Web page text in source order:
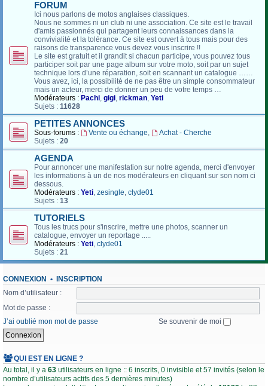
FORUM
Ici nous parlons de motos anglaises classiques.
Nous ne sommes ni un club ni une association. Ce site est le travail
d'amis passionnés qui partagent leurs connaissances dans la
convivialité et la tolérance. Ce site est ouvert à tous mais pour des
raisons de transparence vous devez vous inscrire !!
Le site est gratuit et il grandit si chacun participe, vous pouvez tous
participer soit par une page album sur votre moto, soit par un sujet
technique lors d’une réparation, soit en scannant un catalogue ……
Vous avez, ici, la possibilité de ne pas être un simple consommateur
mais un acteur, merci de donner un peu de votre temps …
Modérateurs : Pachi, gigi, rickman, Yeti
Sujets : 11628
PETITES ANNONCES
Sous-forums : Vente ou échange,
Achat - Cherche
Sujets : 20
AGENDA
Pour annoncer une manifestation sur notre agenda, merci d'envoyer
les informations à un de nos modérateurs en cliquant sur son nom ci
dessous.
Modérateurs : Yeti, zesingle, clyde01
Sujets : 13
TUTORIELS
Tous les trucs pour s'inscrire, mettre une photos, scanner un
catalogue, envoyer un reportage .....
Modérateurs : Yeti, clyde01
Sujets : 21
CONNEXION • INSCRIPTION
Nom d’utilisateur :
Mot de passe :
J’ai oublié mon mot de passe
Se souvenir de moi
QUI EST EN LIGNE ?
Au total, il y a 63 utilisateurs en ligne :: 6 inscrits, 0 invisible et 57 invités (selon le
nombre d’utilisateurs actifs des 5 dernières minutes)